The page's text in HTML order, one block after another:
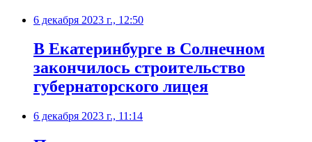
6 декабря 2023 г., 12:50
В Екатеринбурге в Солнечном
закончилось строительство
губернаторского лицея
6 декабря 2023 г., 11:14